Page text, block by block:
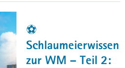
⚽
Schlaumeierwissen
zur WM – Teil 2: